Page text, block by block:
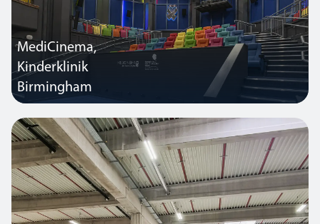
MediCinema,
Kinderklinik
Birmingham
Dieser Kinosaal in einem großen Kinderkrankenhaus wurde aus
einem alten Hörsaal umgebaut, um jungen Patienten Freude und
Ablenkung zu bieten. Thorlux ist stolz darauf, die Standard- und
Notbeleuchtung für dieses Projekt geliefert zu haben.